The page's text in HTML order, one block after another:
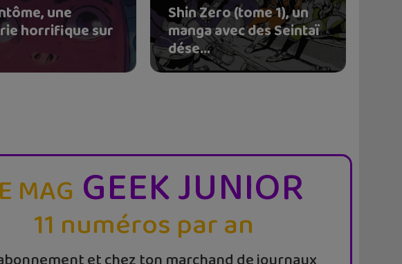
une
horrifique sur
Shin Zero (tome 1), un
manga avec des Seintaï
dése...
MAG GEEK JUNIOR
11 numéros par an